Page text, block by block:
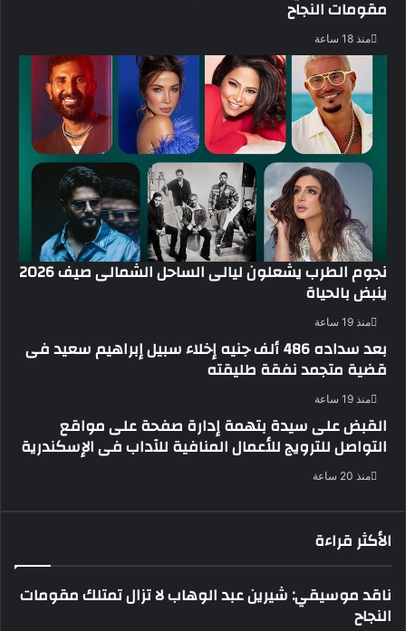
مقومات النجاح
منذ 18 ساعة
نجوم الطرب يشعلون ليالى الساحل الشمالى صيف 2026
ينبض بالحياة
منذ 19 ساعة
بعد سداده 486 ألف جنيه إخلاء سبيل إبراهيم سعيد فى
قضية متجمد نفقة طليقته
منذ 19 ساعة
القبض على سيدة بتهمة إدارة صفحة على مواقع
التواصل للترويج للأعمال المنافية للآداب فى الإسكندرية
منذ 20 ساعة
الأكثر قراءة
ناقد موسيقي: شيرين عبد الوهاب لا تزال تمتلك مقومات
النجاح